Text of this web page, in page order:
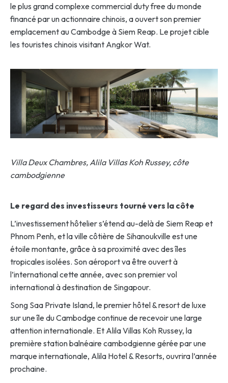
le plus grand complexe commercial duty free du monde
financé par un actionnaire chinois, a ouvert son premier
emplacement au Cambodge à Siem Reap. Le projet cible
les touristes chinois visitant Angkor Wat.
Villa Deux Chambres, Alila Villas Koh Russey, côte
cambodgienne
Le regard des investisseurs tourné vers la côte
L’investissement hôtelier s’étend au-delà de Siem Reap et
Phnom Penh, et la ville côtière de Sihanoukville est une
étoile montante, grâce à sa proximité avec des îles
tropicales isolées. Son aéroport va être ouvert à
l’international cette année, avec son premier vol
international à destination de Singapour.
Song Saa Private Island, le premier hôtel & resort de luxe
sur une île du Cambodge continue de recevoir une large
attention internationale. Et Alila Villas Koh Russey, la
première station balnéaire cambodgienne gérée par une
marque internationale, Alila Hotel & Resorts, ouvrira l’année
prochaine.